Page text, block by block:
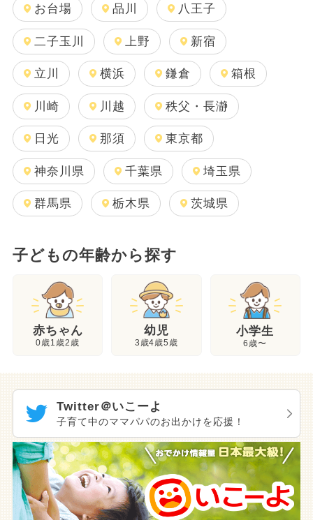
お台場 品川 八王子
二子玉川 上野 新宿
立川 横浜 鎌倉 箱根
川崎 川越 秩父・長瀞
日光 那須 東京都
神奈川県 千葉県 埼玉県
群馬県 栃木県 茨城県
子どもの年齢から探す
赤ちゃん
0歳1歳2歳
幼児
3歳4歳5歳
小学生
6歳〜
Twitter＠いこーよ
子育て中のママパパのお出かけを応援！